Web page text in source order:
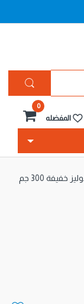
0
المفضله
300 جم